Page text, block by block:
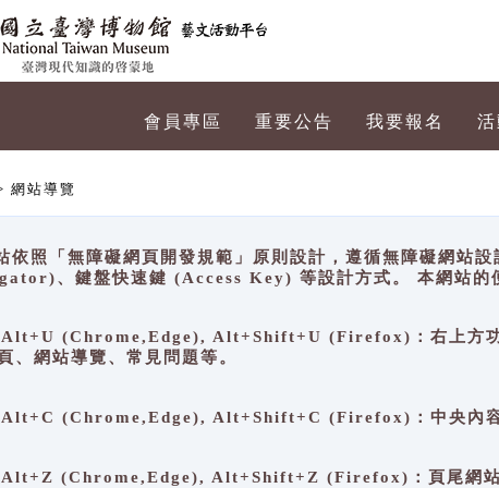
會員專區 重要公告 我要報名
網站導覽
依照「無障礙網頁開發規範」原則設計，遵循無障礙網站
、鍵盤快速鍵 (Access Key) 等設計方式。 本網站的
(Chrome,Edge), Alt+Shift+U (Firefox)：右上方功
、網站導覽、常見問題等。
(Chrome,Edge), Alt+Shift+C (Firefox)：中央內容
(Chrome,Edge), Alt+Shift+Z (Firefox)：頁尾網站